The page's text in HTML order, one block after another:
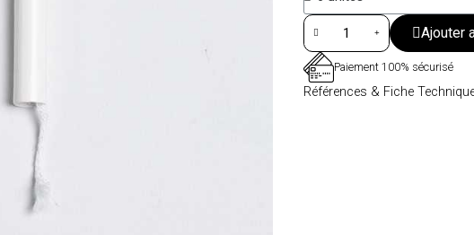
Ajouter
Paiement 100% sécurisé
Références & Fiche